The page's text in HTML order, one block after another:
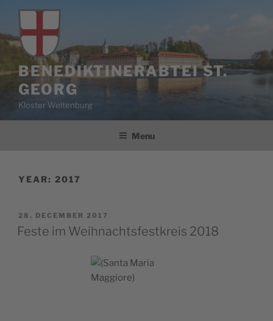
content
BENEDIKTINERABTEI ST.
GEORG
Kloster Weltenburg
Menu
YEAR: 2017
POSTED
ON
28. DECEMBER 2017
Feste im Weihnachtsfestkreis 2018